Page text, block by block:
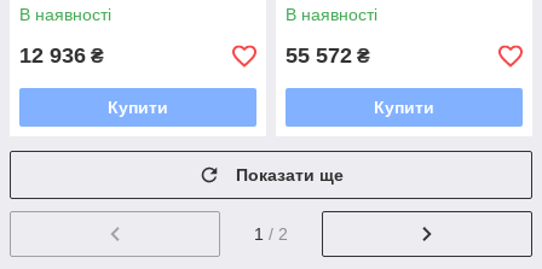
В наявності
12 936 ₴
Купити
В наявності
55 572 ₴
Купити
Показати ще
1 / 2